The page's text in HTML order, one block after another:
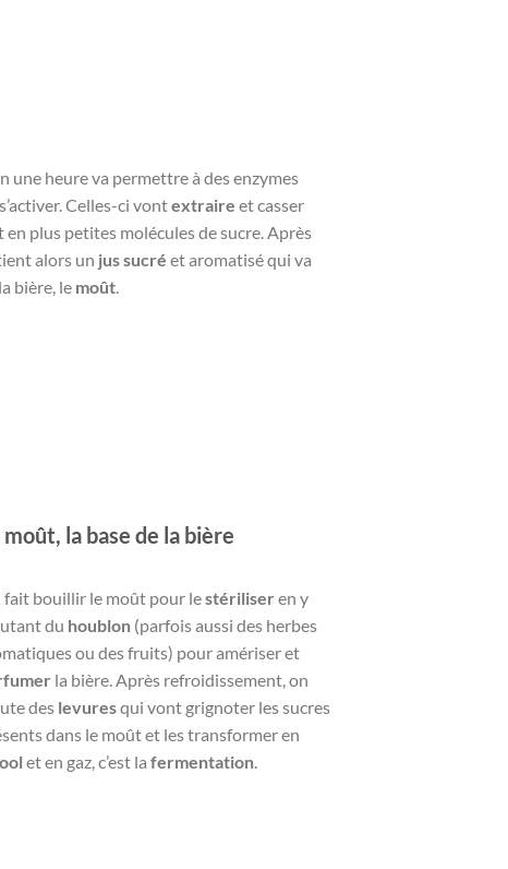
une heure va permettre à des enzymes
Celles-ci vontextraire et casser
en plus petites molécules de sucre. Après
alors un jus sucré et aromatisé qui va
bière, le moût
moût, la base de la bière
fait bouillir le moût pour lestériliser en y
du houblon(parfois aussi des herbes
ou des fruits) pour amériser et
la bière. Après refroidissement, on
des levuresqui vont grignoter les sucres
dans le moût et les transformer en
et en gaz, c’est la fermentation.